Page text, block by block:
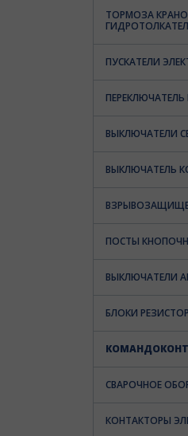
ТОРМОЗА
ПУСКАТЕЛИ
ПЕРЕКЛЮЧАТЕЛЬ
ВЫКЛЮЧАТЕЛИ
ВЫКЛЮЧАТЕЛЬ
ПОСТЫ
ВЫКЛЮЧАТЕЛИ
БЛОКИ
СВАРОЧНОЕ
КОНТАКТОРЫ